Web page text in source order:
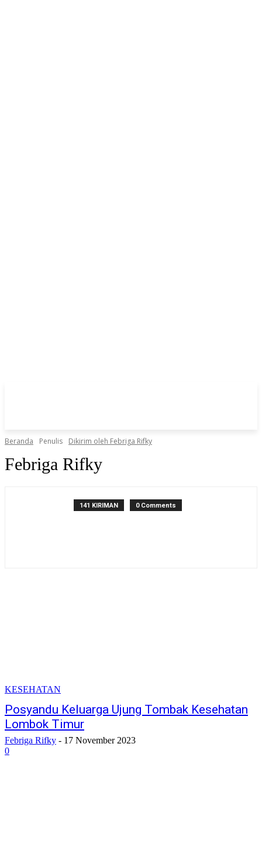
Beranda Penulis Dikirim oleh Febriga Rifky
Febriga Rifky
141 KIRIMAN 0 Comments
KESEHATAN
Posyandu Keluarga Ujung Tombak Kesehatan
Lombok Timur
Febriga Rifky - 17 November 2023
0